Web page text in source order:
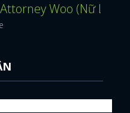
Woo (Nữ Luật